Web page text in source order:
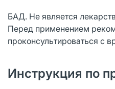
БАД. Не является
Перед применением
проконсультироваться с
Инструкция по